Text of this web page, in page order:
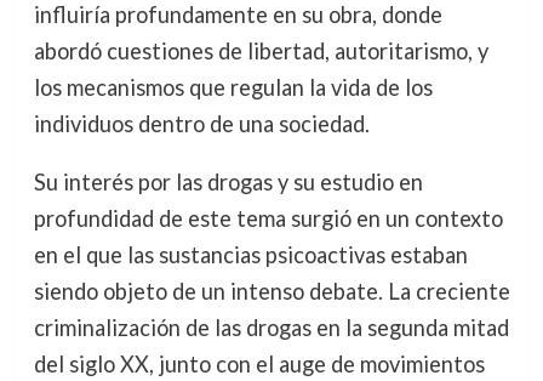
influiría profundamente en su obra, donde
abordó cuestiones de libertad, autoritarismo, y
los mecanismos que regulan la vida de los
individuos dentro de una sociedad.
Su interés por las drogas y su estudio en
profundidad de este tema surgió en un contexto
en el que las sustancias psicoactivas estaban
siendo objeto de un intenso debate. La creciente
criminalización de las drogas en la segunda mitad
del siglo XX, junto con el auge de movimientos